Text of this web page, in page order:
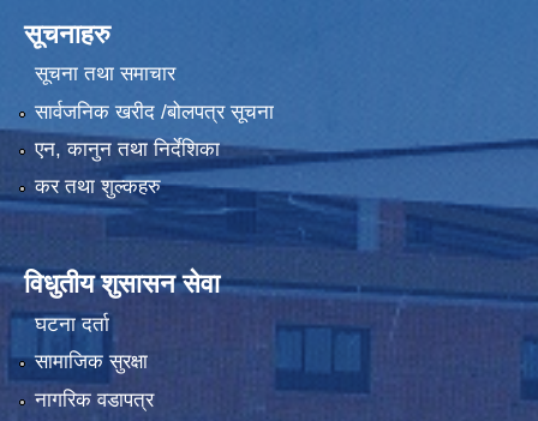
सूचनाहरु
सूचना तथा समाचार
सार्वजनिक खरीद /बोलपत्र सूचना
एन, कानुन तथा निर्देशिका
कर तथा शुल्कहरु
विधुतीय शुसासन सेवा
घटना दर्ता
सामाजिक सुरक्षा
नागरिक वडापत्र